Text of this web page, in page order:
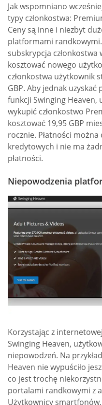
Jak wspomniano
typy członkostwa:
Ceny są inne i niezbyt
platformami randkowymi.
subskrypcja członkostwa
kosztować nowego
członkostwa użytkownik
GBP. Aby jednak uzyskać
funkcji Swinging
wykupić członkostwo
kosztować 19,95 GBP
rocznie. Płatności
kredytowych i nie ma
płatności.
Niepowodzenia
Korzystając z
Swinging Heaven,
niepowodzeń. Na
Heaven nie wypuściło
co jest trochę
portalami randkowymi z
Użytkownicy